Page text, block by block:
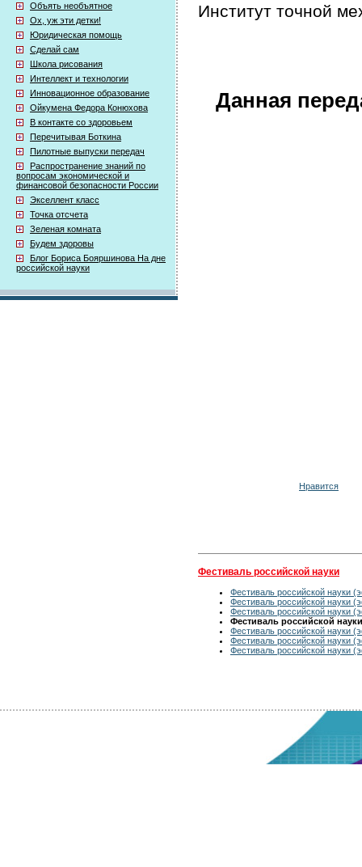
Объять необъятное
Ох, уж эти детки!
Юридическая помощь
Сделай сам
Школа рисования
Интеллект и технологии
Инновационное образование
Ойкумена Федора Конюхова
В контакте со здоровьем
Перечитывая Боткина
Пилотные выпуски передач
Распространение знаний по
вопросам экономической и
финансовой безопасности России
Экселлент класс
Точка отсчета
Зеленая комната
Будем здоровы
Блог Бориса Бояршинова На дне
российской науки
Институт точной
Данная
Нравится
Фестиваль российской науки
Фестиваль российской науки
Фестиваль российской науки
Фестиваль российской науки
Фестиваль российской
Фестиваль российской науки
Фестиваль российской науки
Фестиваль российской науки